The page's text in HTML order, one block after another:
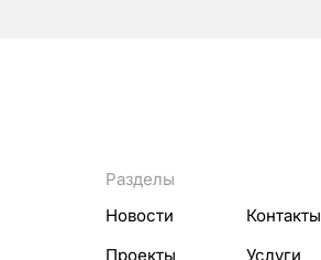
Разделы
Новости
Контакты
Проекты
Услуги